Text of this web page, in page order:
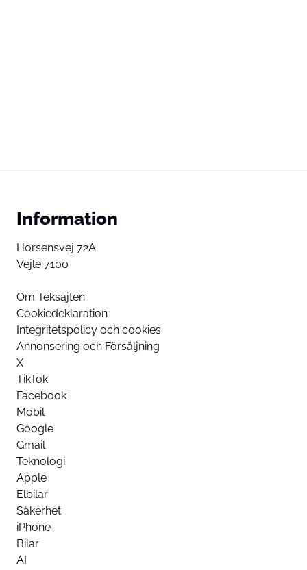
Information
Horsensvej 72A
Vejle 7100
Om Teksajten
Cookiedeklaration
Integritetspolicy och cookies
Annonsering och Försäljning
X
TikTok
Facebook
Mobil
Google
Gmail
Teknologi
Apple
Elbilar
Säkerhet
iPhone
Bilar
AI